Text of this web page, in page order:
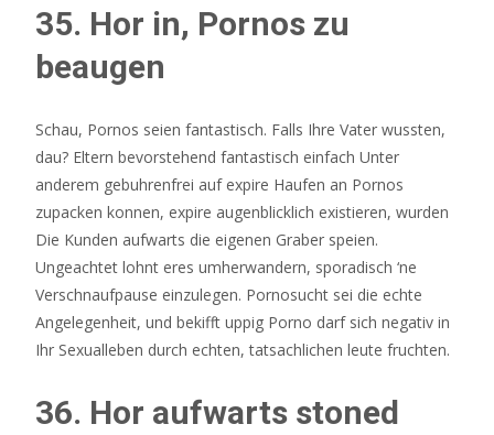
35. Hor in, Pornos zu
beaugen
Schau, Pornos seien fantastisch. Falls Ihre Vater wussten,
dau? Eltern bevorstehend fantastisch einfach Unter
anderem gebuhrenfrei auf expire Haufen an Pornos
zupacken konnen, expire augenblicklich existieren, wurden
Die Kunden aufwarts die eigenen Graber speien.
Ungeachtet lohnt eres umherwandern, sporadisch ‘ne
Verschnaufpause einzulegen. Pornosucht sei die echte
Angelegenheit, und bekifft uppig Porno darf sich negativ in
Ihr Sexualleben durch echten, tatsachlichen leute fruchten.
36. Hor aufwarts stoned